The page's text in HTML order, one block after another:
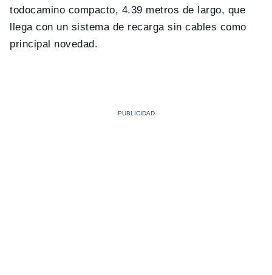
todocamino compacto, 4.39 metros de largo, que
llega con un sistema de recarga sin cables como
principal novedad.